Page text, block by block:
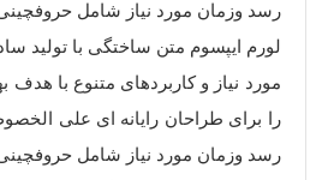
رسد وزمان مورد نیاز شامل
لورم ایپسوم متن ساختگی با تولید
مورد نیاز و کاربردهای متنوع با
را برای طراحان رایانه ای علی
رسد وزمان مورد نیاز شامل